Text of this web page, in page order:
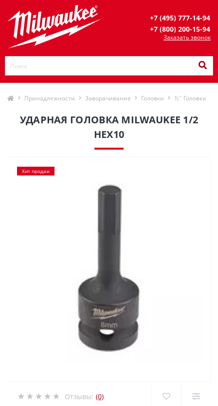
+7 (495) 777-14-94
+7 (800) 200-15-94
Заказать звонок
Принадлежности Заворачивание Головки ½˝ Головки
УДАРНАЯ ГОЛОВКА MILWAUKEE 1/2
HEX10
Хит продаж
Отзывы: (0)